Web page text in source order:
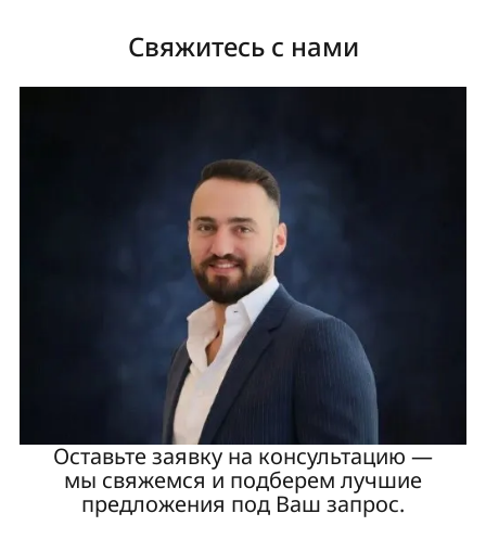
Свяжитесь с нами
Оставьте заявку на консультацию —
мы свяжемся и подберем лучшие
предложения под Ваш запрос.